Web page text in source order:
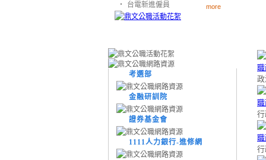
‧
台電新進僱員 more
考選部
金融研訓院
證券基金會
1111人力銀行-進修網